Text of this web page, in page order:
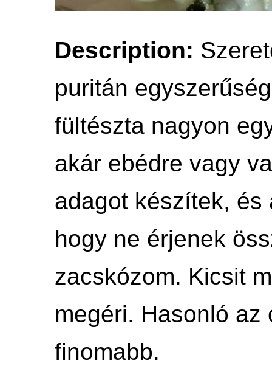
Description:
puritán
fültészta nagyon
akár ebédre vagy
adagot készítek, és
hogy ne érjenek
zacskózom. Kicsit
megéri. Hasonló
finomabb.